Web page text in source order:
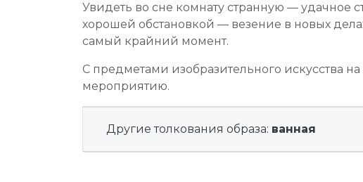
Увидеть во сне комнату странную — удачное
хорошей обстановкой — везение в новых
самый крайний момент.
С предметами изобразительного искусства
мероприятию.
Другие толкования образа: ванная